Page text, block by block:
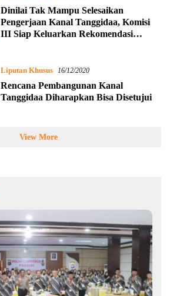
Dinilai Tak Mampu Selesaikan
Pengerjaan Kanal Tanggidaa, Komisi
III Siap Keluarkan Rekomendasi
Liputan Khusus 16/12/2020
Rencana Pembangunan Kanal
Tanggidaa Diharapkan Bisa Disetujui
View More